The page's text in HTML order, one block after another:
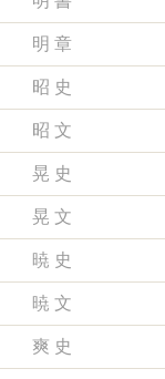
明 章
昭 史
昭 文
晃 史
晃 文
暁 史
暁 文
爽 史